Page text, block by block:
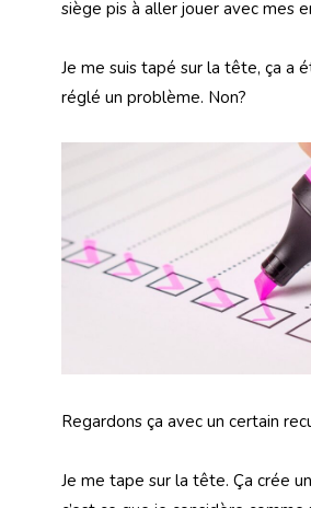
siège pis à aller jouer avec mes
Je me suis tapé sur la tête, ça a
réglé un problème. Non?
Regardons ça avec un certain
Je me tape sur la tête. Ça crée